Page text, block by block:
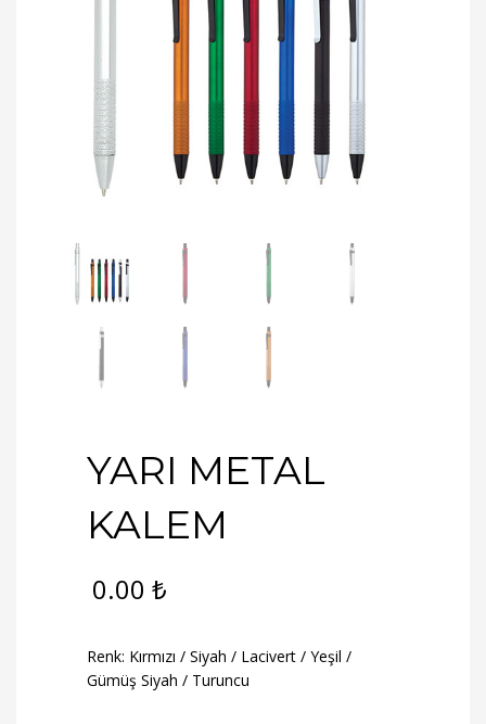
YARI METAL
KALEM
0.00 ₺
Renk: Kırmızı / Siyah / Lacivert / Yeşil /
Gümüş Siyah / Turuncu